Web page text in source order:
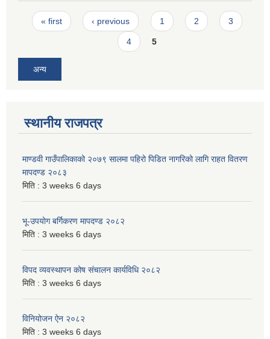
Pages
« first ‹ previous 1 2 3
4 5
अन्य
स्थानीय राजपत्र
माण्डवी गाउँपालिकाको २०७९ सालमा पहिरो पिडित नागरिको लागि राहत वितरण
मापदण्ड २०८३
मिति : 3 weeks 6 days
भू-उपयोग बर्गिकरण मापदण्ड २०८२
मिति : 3 weeks 6 days
विपद व्यवस्थापन कोष संचालन कार्यविधि २०८२
मिति : 3 weeks 6 days
विनियोजन ऐन २०८२
मिति : 3 weeks 6 days